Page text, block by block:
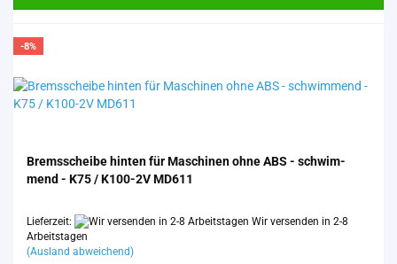
-8%
Brems­schei­be hin­ten für Ma­schi­nen ohne ABS - schwim­
mend - K75 / K100-​2V MD611
Lieferzeit:
Wir versenden in 2-8
Arbeitstagen
(Ausland abweichend)